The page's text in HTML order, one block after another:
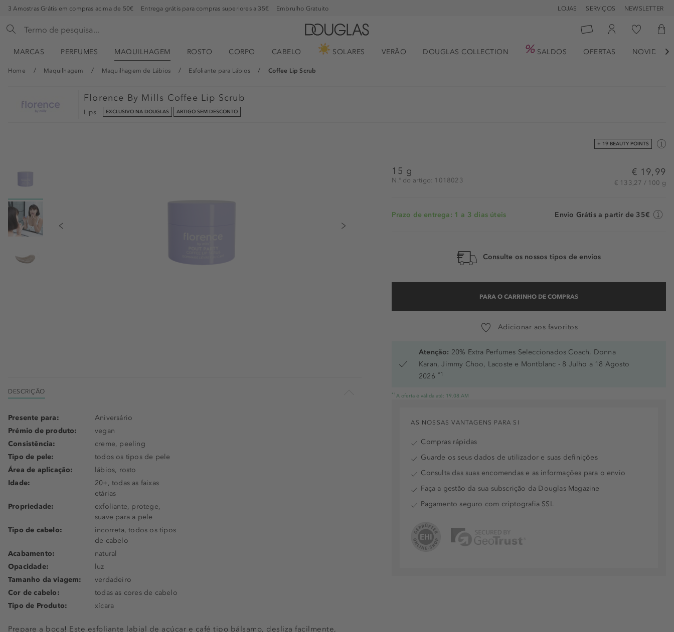
3 Amostras Grátis em compras acima de 50€ Entrega grátis para compras superiores a 35€ Embrulho Gratuito LOJAS SERVIÇOS NEWSLETTER
MARCAS PERFUMES MAQUILHAGEM ROSTO CORPO CABELO SOLARES VERÃO DOUGLAS COLLECTION SALDOS OFERTAS 
Home Maquilhagem Maquilhagem de Lábios Esfoliante para Lábios Coffee Lip Scrub
Florence By Mills Coffee Lip Scrub
Lips EXCLUSIVO NA DOUGLAS ARTIGO SEM DESCONTO
+ 19 BEAUTY POINTS
15 g
N.° do artigo: 1018023
€ 19,99
€ 133,27 / 100 g
Prazo de entrega: 1 a 3 dias úteis Envio Grátis a partir de 35€
Consulte os nossos tipos de envios
PARA O CARRINHO DE COMPRAS
Adicionar aos favoritos
Atenção: 20% Extra Perfumes Seleccionados Coach, Donna
Karan, Jimmy Choo, Lacoste e Montblanc - 8 Julho a 18 Agosto
2026 *1
*1 A oferta é válida até: 19.08.AM
DESCRIÇÃO
Prepare a boca! Este esfoliante labial de açúcar e café tipo bálsamo, desliza facilmente,
Presente para:
Aniversário
Prémio de produto:
vegan
Consistência:
creme, peeling
Tipo de pele:
todos os tipos de pele
Área de aplicação:
lábios, rosto
Idade:
20+, todas as faixas
etárias
Propriedade:
exfoliante, protege,
suave para a pele
Tipo de cabelo:
incorreta, todos os tipos
de cabelo
Acabamento:
natural
Opacidade:
luz
Tamanho da viagem:
verdadeiro
Cor de cabelo:
todas as cores de cabelo
Tipo de Produto:
xícara
AS NOSSAS VANTAGENS PARA SI
Compras rápidas
Guarde os seus dados de utilizador e suas definições
Consulta das suas encomendas e as informações para o envio
Faça a gestão da sua subscrição da Douglas Magazine
Pagamento seguro com criptografia SSL